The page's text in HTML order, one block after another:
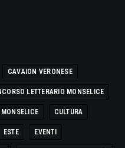
CAVAION VERONESE
LETTERARIO MONSELICE
CULTURA
ESTE EVENTI